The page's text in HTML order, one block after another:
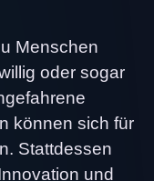
Menschen
oder sogar
können sich für
Stattdessen
und